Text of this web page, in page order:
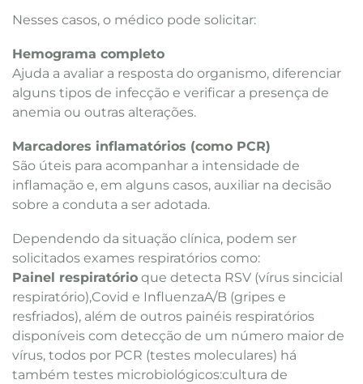
Nesses casos, o médico pode solicitar:
Hemograma completo
Ajuda a avaliar a resposta do organismo, diferenciar
alguns tipos de infecção e verificar a presença de
anemia ou outras alterações.
Marcadores inflamatórios (como PCR)
São úteis para acompanhar a intensidade de
inflamação e, em alguns casos, auxiliar na decisão
sobre a conduta a ser adotada.
Dependendo da situação clínica, podem ser
solicitados exames respiratórios como:
Painel respiratório que detecta RSV (vírus sincicial
respiratório),Covid e InfluenzaA/B (gripes e
resfriados), além de outros painéis respiratórios
disponíveis com detecção de um número maior de
vírus, todos por PCR (testes moleculares) há
também testes microbiológicos:cultura de